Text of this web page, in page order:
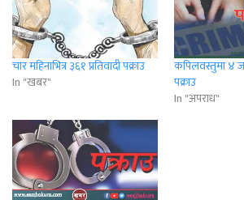
चार महिनाभित्र ३६१ प्रतिवादी पक्राउ
In "खबर"
कपिलवस्तुमा ४
पक्राउ
In "अपराध"